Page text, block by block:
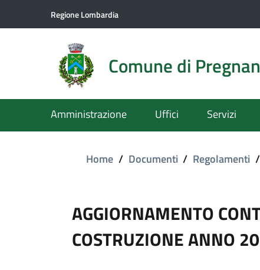
Regione Lombardia
Comune di
Amministrazione Uffici Servizi
Home / Documenti / Regolamenti /
AGGIORNAMENTO
COSTRUZIONE ANNO